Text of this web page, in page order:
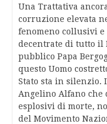
Una Trattativa
corruzione elevata
fenomeno collusivi
decentrate di tutto il
pubblico Papa
questo Uomo
Stato sta in silenzio.
Angelino Alfano che
esplosivi di morte,
del Movimento